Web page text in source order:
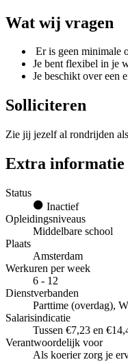
Wat wij vragen
Er is geen minimale
Je bent flexibel in je
Je beschikt over een
Solliciteren
Zie jij jezelf al rondrijden
Extra informatie
Status
Inactief
Opleidingsniveaus
Middelbare school
Plaats
Amsterdam
Werkuren per week
6 - 12
Dienstverbanden
Parttime (overdag),
Salarisindicatie
Tussen €7,23 en
Verantwoordelijk voor
Als koerier zorg je